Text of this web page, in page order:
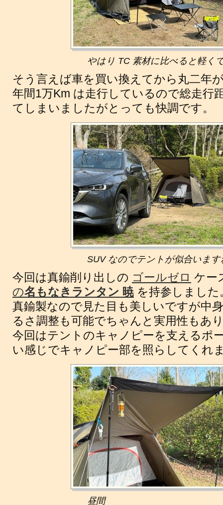
やはり TC 素材に比べると軽く
そう言えば車を買い換えてから丸二年
年間1万Km は走行しているので総走行
てしまいましたがとっても快調です。
SUV なのでテントが似合います
今回は真鍮削り出しの ゴールゼロ ケー
の名もなきランタン 暁 を持参しました
真鍮製なので見た目も美しいですが中
るさ調整も可能でちゃんと実用性もあ
今回はテントのキャノピーを支えるポ
い感じでキャノピー部を照らしてくれ
昼間